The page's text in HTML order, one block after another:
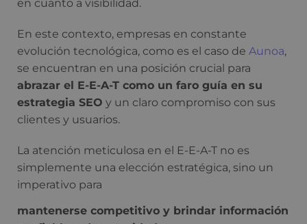
en cuanto a visibilidad.
En este contexto, empresas en constante
evolución tecnológica, como es el caso de Aunoa,
se encuentran en una posición crucial para
abrazar el E-E-A-T como un faro guía en su
estrategia SEO y un claro compromiso con sus
clientes y usuarios.
La atención meticulosa en el E-E-A-T no es
simplemente una elección estratégica, sino un
imperativo para
mantenerse competitivo y brindar información